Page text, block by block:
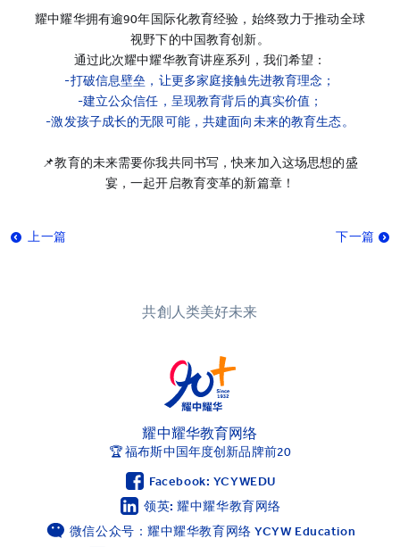
耀中耀华拥有逾90年国际化教育经验，始终致力于推动全球
视野下的中国教育创新。
通过此次耀中耀华教育讲座系列，我们希望：
-打破信息壁垒，让更多家庭接触先进教育理念；
-建立公众信任，呈现教育背后的真实价值；
-激发孩子成长的无限可能，共建面向未来的教育生态。
📌教育的未来需要你我共同书写，快来加入这场思想的盛
宴，一起开启教育变革的新篇章！
上一篇 下一篇
共創人类美好未来
耀中耀华教育网络
🏆 福布斯中国年度创新品牌前20
Facebook: YCYWEDU
领英: 耀中耀华教育网络
微信公众号：耀中耀华教育网络 YCYW Education